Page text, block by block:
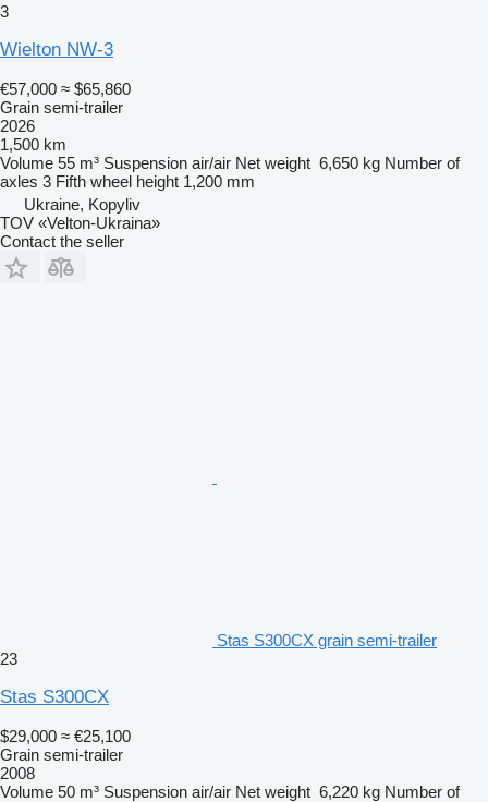
3
Wielton NW-3
€57,000 ≈ $65,860
Grain semi-trailer
2026
1,500 km
Volume 55 m³ Suspension air/air Net weight 6,650 kg Number of
axles 3 Fifth wheel height 1,200 mm
Ukraine, Kopyliv
TOV «Velton-Ukraina»
Contact the seller
Stas S300CX grain semi-trailer
23
Stas S300CX
$29,000 ≈ €25,100
Grain semi-trailer
2008
Volume 50 m³ Suspension air/air Net weight 6,220 kg Number of